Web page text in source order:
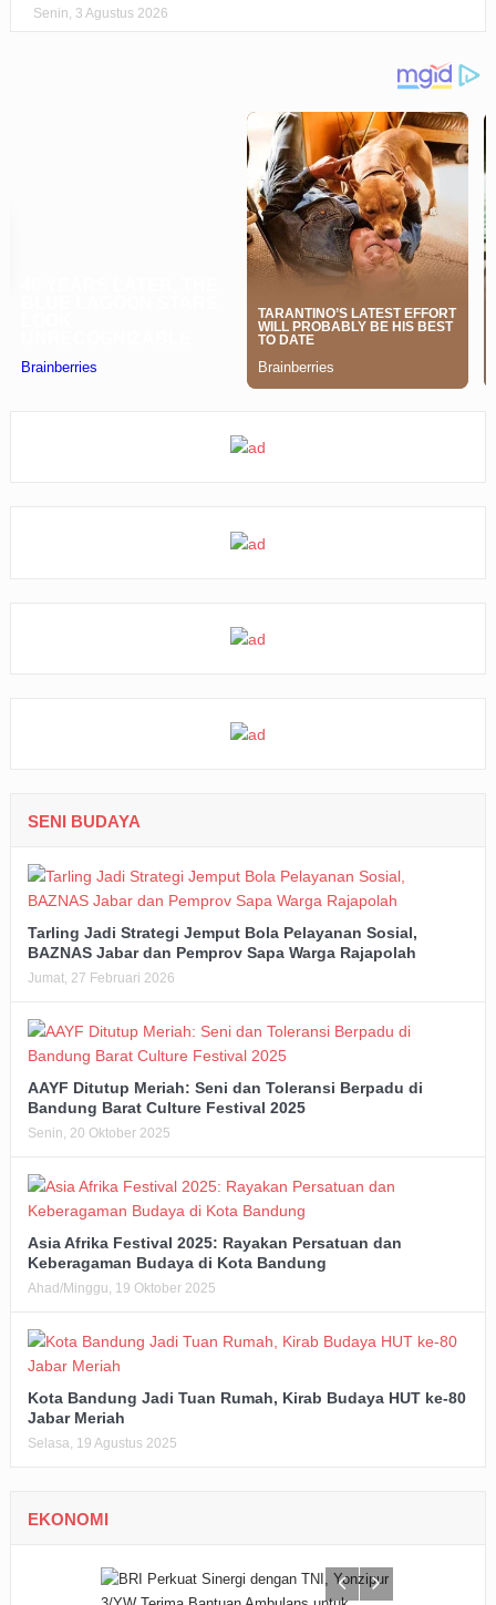
Senin, 3 Agustus 2026
SENI BUDAYA
Tarling Jadi Strategi Jemput Bola Pelayanan Sosial,
BAZNAS Jabar dan Pemprov Sapa Warga Rajapolah
Jumat, 27 Februari 2026
AAYF Ditutup Meriah: Seni dan Toleransi Berpadu di
Bandung Barat Culture Festival 2025
Senin, 20 Oktober 2025
Asia Afrika Festival 2025: Rayakan Persatuan dan
Keberagaman Budaya di Kota Bandung
Ahad/Minggu, 19 Oktober 2025
Kota Bandung Jadi Tuan Rumah, Kirab Budaya HUT ke-80
Jabar Meriah
Selasa, 19 Agustus 2025
EKONOMI